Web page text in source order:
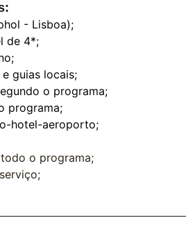
- Lisboa);
de 4*;
guias locais;
o programa;
programa;
hotel-aeroporto;
o programa;